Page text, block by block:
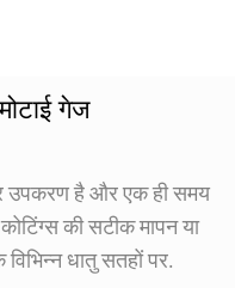
गेज
उपकरण है और एक ही समय
की सटीक मापन या
विभिन्न धातु सतहों पर.